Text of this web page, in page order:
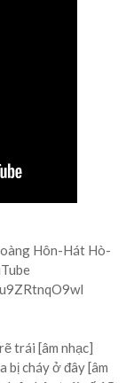
Hôn-Hát Hò-
trái [âm nhạc]
bị cháy ở đây [âm